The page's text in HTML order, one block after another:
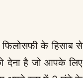
के हिसाब से
देना है जो आपके लिए